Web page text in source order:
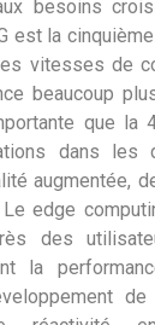
besoins
est la
vitesses de
beaucoup
que la
dans les
augmentée,
Le edge
des
la